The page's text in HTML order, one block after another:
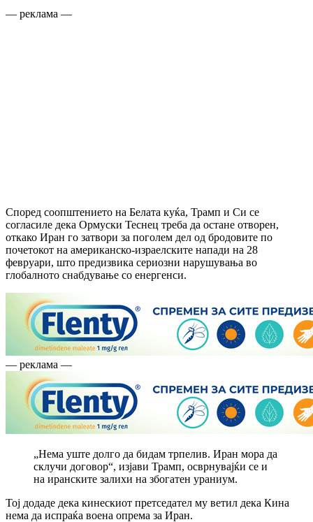
— реклама —
Според соопштението на Белата куќа, Трамп и Си се
согласиле дека Ормуски Теснец треба да остане отворен,
откако Иран го затвори за поголем дел од бродовите по
почетокот на американско-израелските напади на 28
февруари, што предизвика сериозни нарушувања во
глобалното снабдување со енергенси.
— реклама —
„Нема уште долго да бидам трпелив. Иран мора да
склучи договор“, изјави Трамп, осврнувајќи се и
на иранските залихи на збогатен ураниум.
Тој додаде дека кинескиот претседател му ветил дека Кина
нема да испраќа воена опрема за Иран.